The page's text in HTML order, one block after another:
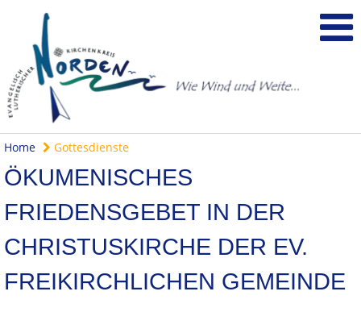
Home Gottesdienste
ÖKUMENISCHES
FRIEDENSGEBET IN DER
CHRISTUSKIRCHE DER EV.
FREIKIRCHLICHEN GEMEINDE